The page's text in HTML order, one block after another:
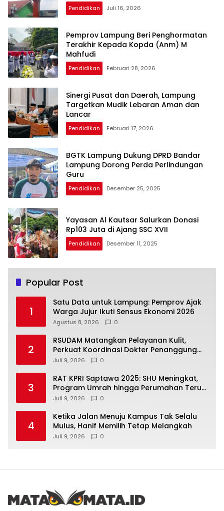
Pendidikan Juli 16, 2026
Pemprov Lampung Beri Penghormatan
Terakhir Kepada Kopda (Anm) M
Mahfudi
Pendidikan Februari 28, 2026
Sinergi Pusat dan Daerah, Lampung
Targetkan Mudik Lebaran Aman dan
Lancar
Pendidikan Februari 17, 2026
BGTK Lampung Dukung DPRD Bandar
Lampung Dorong Perda Perlindungan
Guru
Pendidikan Desember 25, 2025
Yayasan Al Kautsar Salurkan Donasi
Rp103 Juta di Ajang SSC XVII
Pendidikan Desember 11, 2025
Popular Post
1
Satu Data untuk Lampung: Pemprov Ajak
Warga Jujur Ikuti Sensus Ekonomi 2026
Agustus 8, 2026 0
2
RSUDAM Matangkan Pelayanan Kulit,
Perkuat Koordinasi Dokter Penanggung
Jawab Pasien
Juli 9, 2026 0
3
RAT KPRI Saptawa 2025: SHU Meningkat,
Program Umrah hingga Perumahan Terus
Dikembangkan
Juli 9, 2026 0
4
Ketika Jalan Menuju Kampus Tak Selalu
Mulus, Hanif Memilih Tetap Melangkah
Juli 9, 2026 0